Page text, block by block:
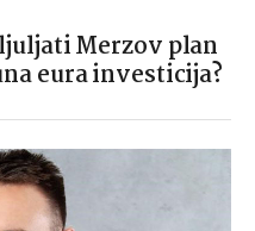
Merzov plan
eura investicija?